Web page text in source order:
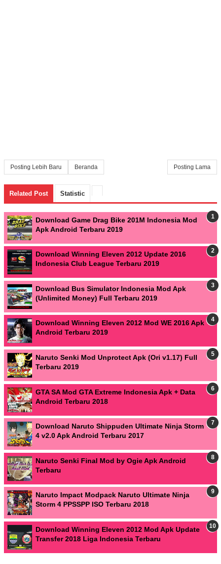
Posting Lebih Baru Posting Lama
Beranda
Related Post Statistic
Download Game Drag Bike 201M Indonesia Mod
Apk Android Terbaru 2019
Download Winning Eleven 2012 Update 2016
Indonesia Club League Terbaru 2019
Download Bus Simulator Indonesia Mod Apk
(Unlimited Money) Full Terbaru 2019
Download Winning Eleven 2012 Mod WE 2016 Apk
Android Terbaru 2019
Naruto Senki Mod Unprotect Apk (Ori v1.17) Full
Terbaru 2019
GTA SA Mod GTA Extreme Indonesia Apk + Data
Android Terbaru 2018
Download Naruto Shippuden Ultimate Ninja Storm
4 v2.0 Apk Android Terbaru 2017
Naruto Senki Final Mod by Ogie Apk Android
Terbaru
Naruto Impact Modpack Naruto Ultimate Ninja
Storm 4 PPSSPP ISO Terbaru 2018
Download Winning Eleven 2012 Mod Apk Update
Transfer 2018 Liga Indonesia Terbaru